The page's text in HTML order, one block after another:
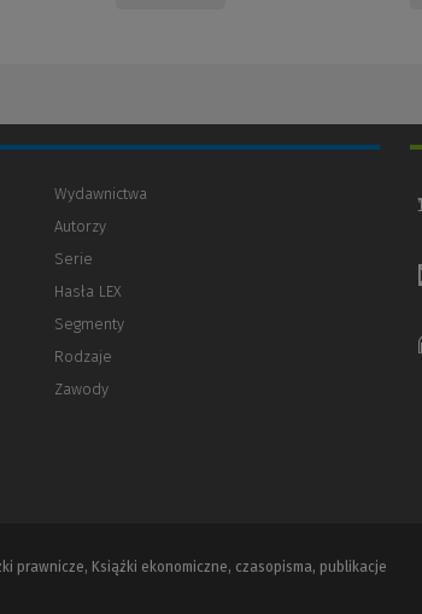
Wydawnictwa
Autorzy
Serie
Hasła LEX
Segmenty
Rodzaje
Zawody
prawnicze, Książki ekonomiczne, czasopisma, publikacje